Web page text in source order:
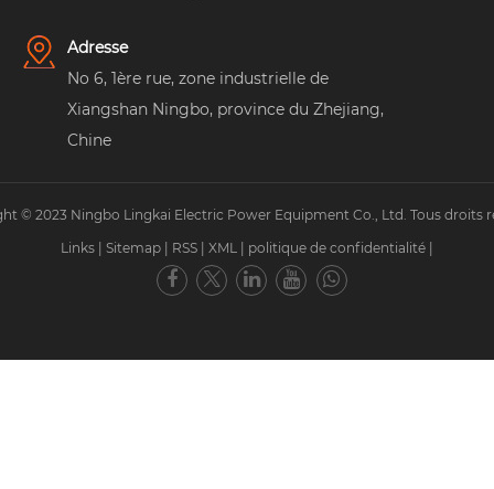
Adresse
No 6, 1ère rue, zone industrielle de
Xiangshan Ningbo, province du Zhejiang,
Chine
© 2023 Ningbo Lingkai Electric Power Equipment Co., Ltd. Tous droits
Links | Sitemap | RSS | XML | politique de confidentialité |